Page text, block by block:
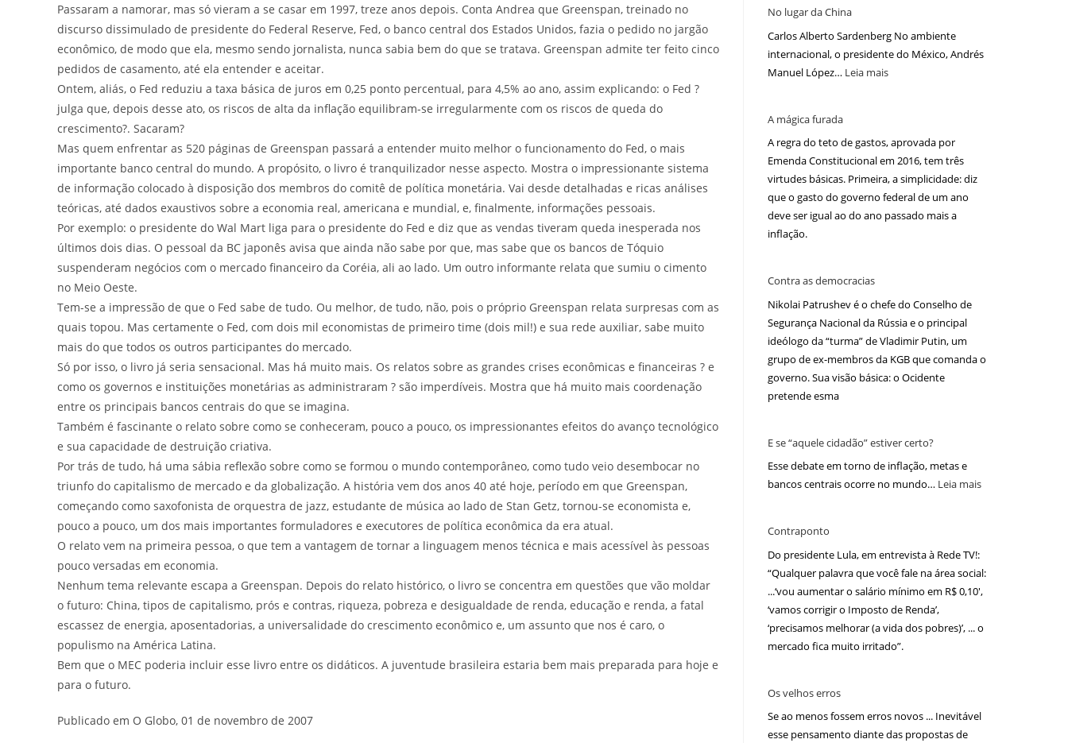
Passaram a namorar, mas só vieram a se casar em 1997, treze anos depois. Conta Andrea que Greenspan, treinado no
discurso dissimulado de presidente do Federal Reserve, Fed, o banco central dos Estados Unidos, fazia o pedido no jargão
econômico, de modo que ela, mesmo sendo jornalista, nunca sabia bem do que se tratava. Greenspan admite ter feito cinco
pedidos de casamento, até ela entender e aceitar.
Ontem, aliás, o Fed reduziu a taxa básica de juros em 0,25 ponto percentual, para 4,5% ao ano, assim explicando: o Fed ?
julga que, depois desse ato, os riscos de alta da inflação equilibram-se irregularmente com os riscos de queda do
crescimento?. Sacaram?
Mas quem enfrentar as 520 páginas de Greenspan passará a entender muito melhor o funcionamento do Fed, o mais
importante banco central do mundo. A propósito, o livro é tranquilizador nesse aspecto. Mostra o impressionante sistema
de informação colocado à disposição dos membros do comitê de política monetária. Vai desde detalhadas e ricas análises
teóricas, até dados exaustivos sobre a economia real, americana e mundial, e, finalmente, informações pessoais.
Por exemplo: o presidente do Wal Mart liga para o presidente do Fed e diz que as vendas tiveram queda inesperada nos
últimos dois dias. O pessoal da BC japonês avisa que ainda não sabe por que, mas sabe que os bancos de Tóquio
suspenderam negócios com o mercado financeiro da Coréia, ali ao lado. Um outro informante relata que sumiu o cimento
no Meio Oeste.
Tem-se a impressão de que o Fed sabe de tudo. Ou melhor, de tudo, não, pois o próprio Greenspan relata surpresas com as
quais topou. Mas certamente o Fed, com dois mil economistas de primeiro time (dois mil!) e sua rede auxiliar, sabe muito
mais do que todos os outros participantes do mercado.
Só por isso, o livro já seria sensacional. Mas há muito mais. Os relatos sobre as grandes crises econômicas e financeiras ? e
como os governos e instituições monetárias as administraram ? são imperdíveis. Mostra que há muito mais coordenação
entre os principais bancos centrais do que se imagina.
Também é fascinante o relato sobre como se conheceram, pouco a pouco, os impressionantes efeitos do avanço tecnológico
e sua capacidade de destruição criativa.
Por trás de tudo, há uma sábia reflexão sobre como se formou o mundo contemporâneo, como tudo veio desembocar no
triunfo do capitalismo de mercado e da globalização. A história vem dos anos 40 até hoje, período em que Greenspan,
começando como saxofonista de orquestra de jazz, estudante de música ao lado de Stan Getz, tornou-se economista e,
pouco a pouco, um dos mais importantes formuladores e executores de política econômica da era atual.
O relato vem na primeira pessoa, o que tem a vantagem de tornar a linguagem menos técnica e mais acessível às pessoas
pouco versadas em economia.
Nenhum tema relevante escapa a Greenspan. Depois do relato histórico, o livro se concentra em questões que vão moldar
o futuro: China, tipos de capitalismo, prós e contras, riqueza, pobreza e desigualdade de renda, educação e renda, a fatal
escassez de energia, aposentadorias, a universalidade do crescimento econômico e, um assunto que nos é caro, o
populismo na América Latina.
Bem que o MEC poderia incluir esse livro entre os didáticos. A juventude brasileira estaria bem mais preparada para hoje e
para o futuro.
Publicado em O Globo, 01 de novembro de 2007
No lugar da China
Carlos Alberto Sardenberg No ambiente
internacional, o presidente do México, Andrés
Manuel López… Leia mais
A mágica furada
A regra do teto de gastos, aprovada por
Emenda Constitucional em 2016, tem três
virtudes básicas. Primeira, a simplicidade: diz
que o gasto do governo federal de um ano
deve ser igual ao do ano passado mais a
inflação.
Contra as democracias
Nikolai Patrushev é o chefe do Conselho de
Segurança Nacional da Rússia e o principal
ideólogo da “turma” de Vladimir Putin, um
grupo de ex-membros da KGB que comanda o
governo. Sua visão básica: o Ocidente
pretende esma
E se “aquele cidadão” estiver certo?
Esse debate em torno de inflação, metas e
bancos centrais ocorre no mundo… Leia mais
Contraponto
Do presidente Lula, em entrevista à Rede TV!:
“Qualquer palavra que você fale na área social:
...‘vou aumentar o salário mínimo em R$ 0,10′,
‘vamos corrigir o Imposto de Renda’,
‘precisamos melhorar (a vida dos pobres)’, ... o
mercado fica muito irritado”.
Os velhos erros
Se ao menos fossem erros novos ... Inevitável
esse pensamento diante das propostas de